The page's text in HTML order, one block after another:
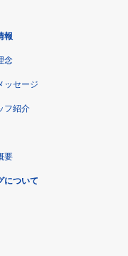
報
念
ッセージ
フ紹介
要
について